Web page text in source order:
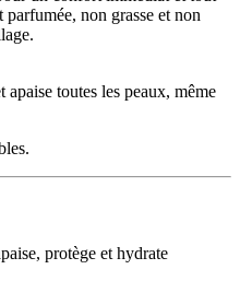
non grasse et non
apaise toutes les peaux, même
protège et hydrate